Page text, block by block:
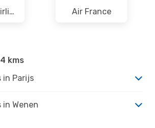
Austrian Airlines Air France
kms
in Parijs
Wenen